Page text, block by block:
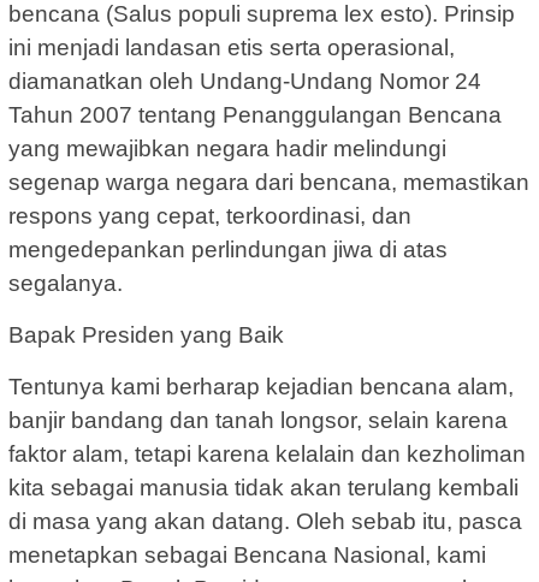
bencana (Salus populi suprema lex esto). Prinsip
ini menjadi landasan etis serta operasional,
diamanatkan oleh Undang-Undang Nomor 24
Tahun 2007 tentang Penanggulangan Bencana
yang mewajibkan negara hadir melindungi
segenap warga negara dari bencana, memastikan
respons yang cepat, terkoordinasi, dan
mengedepankan perlindungan jiwa di atas
segalanya.
Bapak Presiden yang Baik
Tentunya kami berharap kejadian bencana alam,
banjir bandang dan tanah longsor, selain karena
faktor alam, tetapi karena kelalain dan kezholiman
kita sebagai manusia tidak akan terulang kembali
di masa yang akan datang. Oleh sebab itu, pasca
menetapkan sebagai Bencana Nasional, kami